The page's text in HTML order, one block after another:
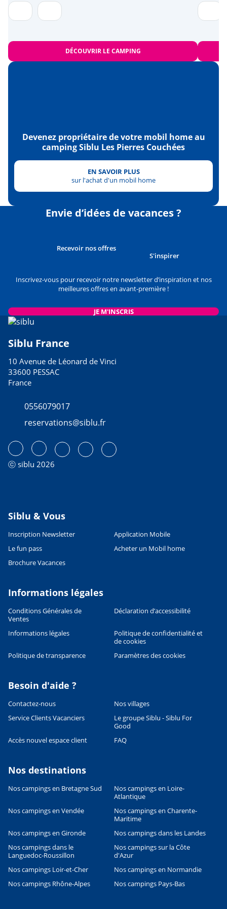
Leaflet © OpenStreetMap contributors, Points © 2012 LINZ
DÉCOUVRIR LE CAMPING
Devenez propriétaire de votre mobil home au
camping Siblu Les Pierres Couchées
EN SAVOIR PLUS
sur l'achat d'un mobil home
Envie d’idées de vacances ?
Recevoir nos offres
S'inspirer
Inscrivez-vous pour recevoir notre newsletter d’inspiration et nos
meilleures offres en avant-première !
JE M'INSCRIS
Siblu France
10 Avenue de Léonard de Vinci
33600 PESSAC
France
0556079017
reservations@siblu.fr
ⓒ siblu 2026
Siblu & Vous
Inscription Newsletter
Application Mobile
Le fun pass
Acheter un Mobil home
Brochure Vacances
Informations légales
Conditions Générales de
Ventes
Déclaration d’accessibilité
Informations légales
Politique de confidentialité et
de cookies
Politique de transparence
Paramètres des cookies
Besoin d'aide ?
Contactez-nous
Nos villages
Service Clients Vacanciers
Le groupe Siblu - Siblu For
Good
Accès nouvel espace client
FAQ
Nos destinations
Nos campings en Bretagne Sud
Nos campings en Loire-
Atlantique
Nos campings en Vendée
Nos campings en Charente-
Maritime
Nos campings en Gironde
Nos campings dans les Landes
Nos campings dans le
Languedoc-Roussillon
Nos campings sur la Côte
d'Azur
Nos campings Loir-et-Cher
Nos campings en Normandie
Nos campings Rhône-Alpes
Nos campings Pays-Bas